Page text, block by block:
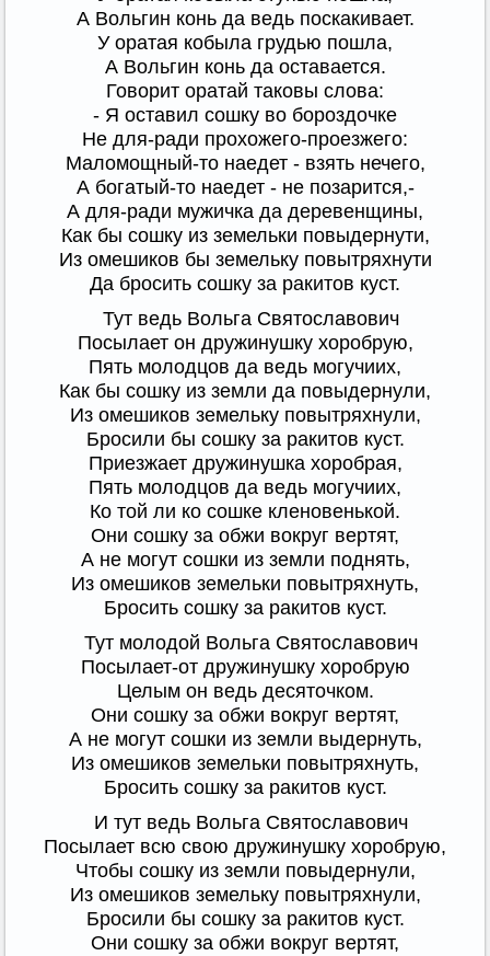
А Вольгин конь да ведь поскакивает.
У оратая кобыла грудью пошла,
А Вольгин конь да оставается.
Говорит оратай таковы слова:
- Я оставил сошку во бороздочке
Не для-ради прохожего-проезжего:
Маломощный-то наедет - взять нечего,
А богатый-то наедет - не позарится,-
А для-ради мужичка да деревенщины,
Как бы сошку из земельки повыдернути,
Из омешиков бы земельку повытряхнути
Да бросить сошку за ракитов куст.
Тут ведь Вольга Святославович
Посылает он дружинушку хоробрую,
Пять молодцов да ведь могучиих,
Как бы сошку из земли да повыдернули,
Из омешиков земельку повытряхнули,
Бросили бы сошку за ракитов куст.
Приезжает дружинушка хоробрая,
Пять молодцов да ведь могучиих,
Ко той ли ко сошке кленовенькой.
Они сошку за обжи вокруг вертят,
А не могут сошки из земли поднять,
Из омешиков земельки повытряхнуть,
Бросить сошку за ракитов куст.
Тут молодой Вольга Святославович
Посылает-от дружинушку хоробрую
Целым он ведь десяточком.
Они сошку за обжи вокруг вертят,
А не могут сошки из земли выдернуть,
Из омешиков земельки повытряхнуть,
Бросить сошку за ракитов куст.
И тут ведь Вольга Святославович
Посылает всю свою дружинушку хоробрую,
Чтобы сошку из земли повыдернули,
Из омешиков земельку повытряхнули,
Бросили бы сошку за ракитов куст.
Они сошку за обжи вокруг вертят,